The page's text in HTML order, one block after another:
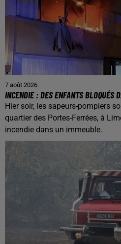
7 août 2026
INCENDIE : DES ENFANTS BLOQUÉS
Hier soir, les sapeurs-pompiers
quartier des Portes-Ferrées, à
incendie dans un immeuble.